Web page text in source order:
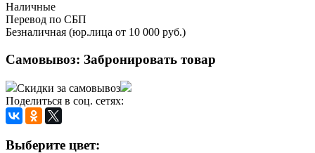
Наличные
Перевод по СБП
Безналичная (юр.лица от 10 000 руб.)
Самовывоз: Забронировать товар
Скидки за самовывоз
Поделиться в соц. сетях:
Выберите цвет: